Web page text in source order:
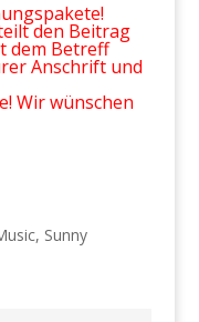
den Beitrag
dem Betreff
Anschrift und
! Wir wünschen
Sunny